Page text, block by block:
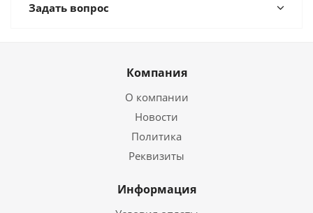
Задать вопрос
Компания
О компании
Новости
Политика
Реквизиты
Информация